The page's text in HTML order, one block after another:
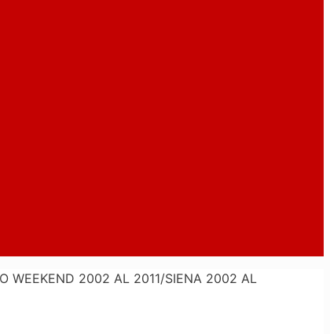
WEEKEND 2002 AL 2011/SIENA 2002 AL